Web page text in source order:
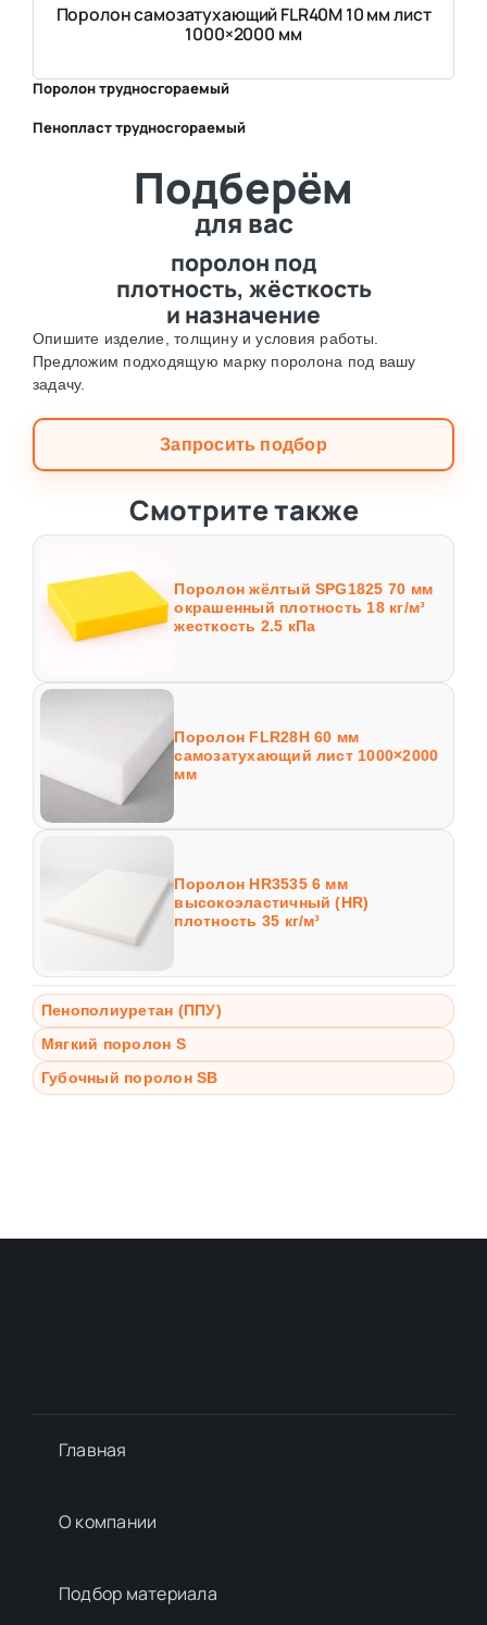
Поролон самозатухающий FLR40M 10 мм лист
1000×2000 мм
Поролон трудносгораемый
Пенопласт трудносгораемый
Подберём
для вас
поролон под
плотность, жёсткость
и назначение
Опишите изделие, толщину и условия работы.
Предложим подходящую марку поролона под вашу
задачу.
Запросить подбор
Смотрите также
Поролон жёлтый SPG1825 70 мм
окрашенный плотность 18 кг/м³
жесткость 2.5 кПа
Поролон FLR28H 60 мм
самозатухающий лист 1000×2000
мм
Поролон HR3535 6 мм
высокоэластичный (HR)
плотность 35 кг/м³
Пенополиуретан (ППУ)
Мягкий поролон S
Губочный поролон SB
Главная
О компании
Подбор материалa